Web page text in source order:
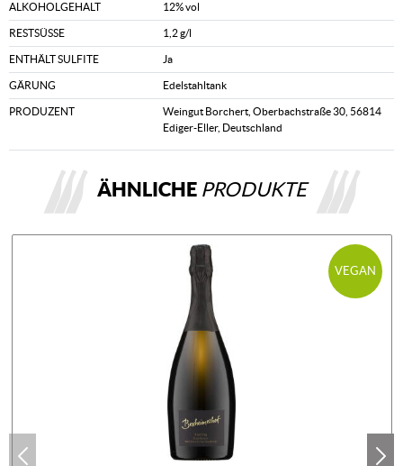
ALKOHOLGEHALT 12% vol
RESTSÜSSE 1,2 g/l
ENTHÄLT SULFITE Ja
GÄRUNG Edelstahltank
PRODUZENT
Weingut Borchert, Oberbachstraße 30, 56814
Ediger-Eller, Deutschland
ÄHNLICHE PRODUKTE
VEGAN